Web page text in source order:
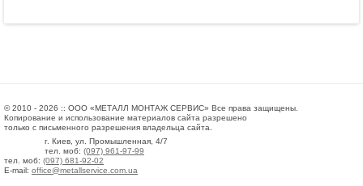
© 2010 - 2026 :: ООО «МЕТАЛЛ МОНТАЖ СЕРВИС» Все права защищены.
Копирование и использование материалов сайта разрешено
только с письменного разрешения владельца сайта.
г. Киев, ул. Промышленная, 4/7
тел. моб: (097) 961-97-99
тел. моб: (097) 681-92-02
E-mail: office@metallservice.com.ua